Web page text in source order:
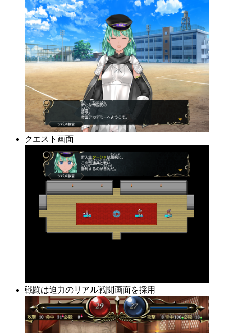
クエスト画面
戦闘は迫力のリアル戦闘画面を採用